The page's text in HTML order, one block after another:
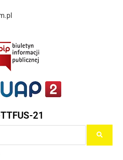
21